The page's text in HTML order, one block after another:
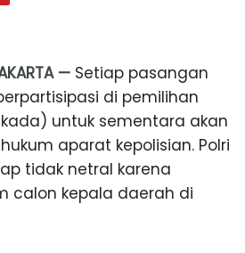
— Setiap pasangan
di pemilihan
untuk sementara akan
aparat kepolisian. Polri
tidak netral karena
calon kepala daerah di